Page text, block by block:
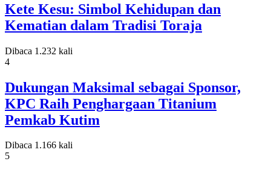
Kete Kesu: Simbol Kehidupan dan
Kematian dalam Tradisi Toraja
Dibaca 1.232 kali
4
Dukungan Maksimal sebagai Sponsor,
KPC Raih Penghargaan Titanium
Pemkab Kutim
Dibaca 1.166 kali
5